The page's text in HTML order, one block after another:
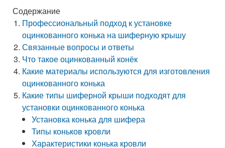
Содержание
Профессиональный подход к установке
оцинкованного конька на шиферную крышу
Связанные вопросы и ответы
Что такое оцинкованный конёк
Какие материалы используются для изготовления
оцинкованного конька
Какие типы шиферной крыши подходят для
установки оцинкованного конька
Установка конька для шифера
Типы коньков кровли
Характеристики конька кровли